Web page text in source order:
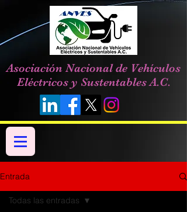
Asociación Nacional de Vehículos
Eléctricos y Sustentables A.C.
Entrada
Todas las entradas